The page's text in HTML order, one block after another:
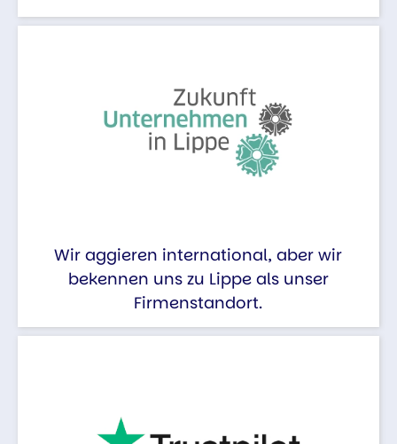
Wir aggieren international, aber wir
bekennen uns zu Lippe als unser
Firmenstandort.